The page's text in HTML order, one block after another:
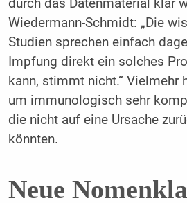
durch das Datenmaterial klar
Wiedermann-Schmidt: „Die
Studien sprechen einfach
Impfung direkt ein solches
kann, stimmt nicht.“ Vielmehr
um immunologisch sehr
die nicht auf eine Ursache
könnten.
Neue